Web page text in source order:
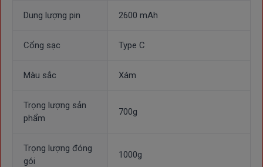
Dung lượng pin 2600 mAh
Cổng sạc Type C
Màu sắc Xám
Trọng lượng sản
phẩm
700g
Trọng lượng đóng
gói
1000g